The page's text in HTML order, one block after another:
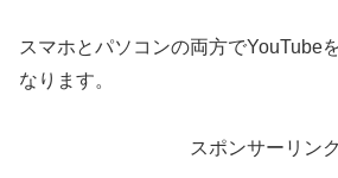
スマホとパソコンの両方でYouTube
なります。
スポンサーリンク